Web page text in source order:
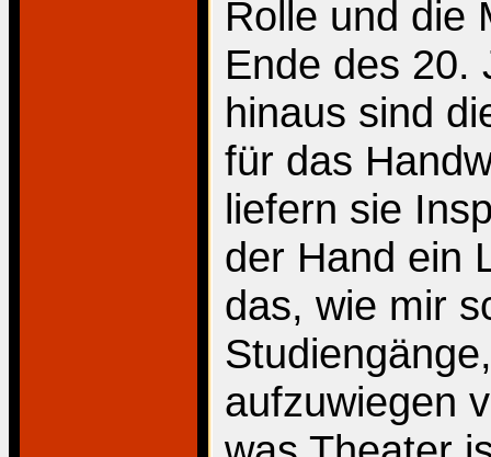
Rolle und die
Ende des 20.
hinaus sind
für das
liefern sie
der Hand ein
das, wie mir
aufzuwiegen